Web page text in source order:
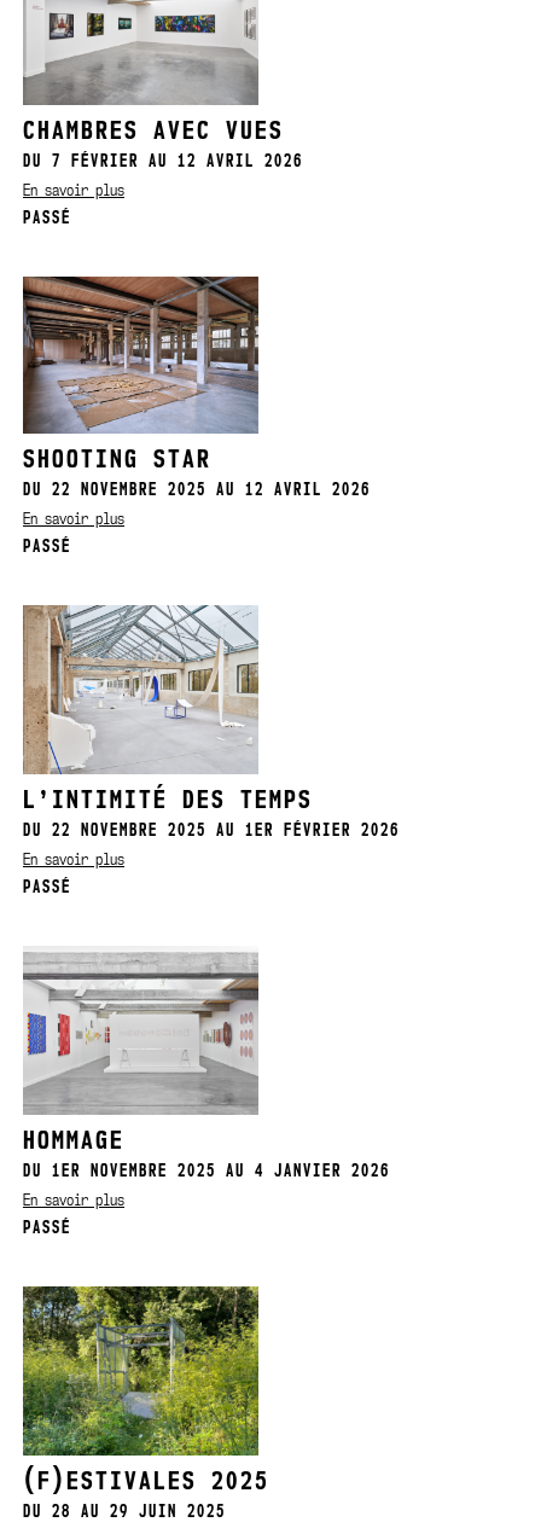
CHAMBRES AVEC VUES
DU 7 FÉVRIER AU 12 AVRIL 2026
En savoir plus
PASSÉ
SHOOTING STAR
DU 22 NOVEMBRE 2025 AU 12 AVRIL 2026
En savoir plus
PASSÉ
L’INTIMITÉ DES TEMPS
DU 22 NOVEMBRE 2025 AU 1ER FÉVRIER 2026
En savoir plus
PASSÉ
HOMMAGE
DU 1ER NOVEMBRE 2025 AU 4 JANVIER 2026
En savoir plus
PASSÉ
(F)ESTIVALES 2025
DU 28 AU 29 JUIN 2025